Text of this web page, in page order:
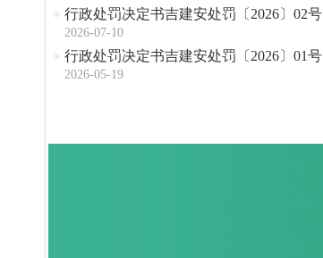
行政处罚决定书吉建安处罚〔2026〕02号
2026-07-10
行政处罚决定书吉建安处罚〔2026〕01号
2026-05-19